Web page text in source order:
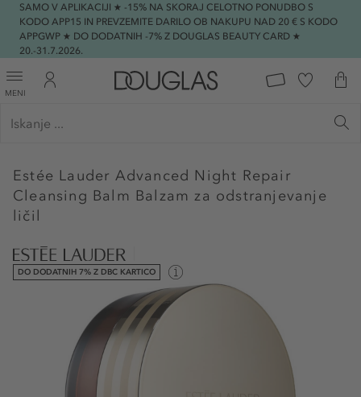
SAMO V APLIKACIJI ★ -15% NA SKORAJ CELOTNO PONUDBO S
KODO APP15 IN PREVZEMITE DARILO OB NAKUPU NAD 20 € S KODO
APPGWP ★ DO DODATNIH -7% Z DOUGLAS BEAUTY CARD ★
20.-31.7.2026.
MENI
Estée Lauder Advanced Night Repair
Cleansing Balm Balzam za odstranjevanje
ličil
DO DODATNIH 7% Z DBC KARTICO